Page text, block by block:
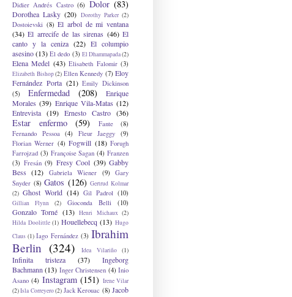
Didier Andrés Castro (6) Dolor (83)
Dorothea Lasky (20) Dorothy Parker (2)
Dostoievski (8) El arbol de mi ventana
(34) El arrecife de las sirenas (46) El
canto y la ceniza (22) El columpio
asesino(13) El dedo (3) El Dhammapada(2)
Elena Medel (43) Elisabeth Falomir (3)
Elizabeth Bishop(2) Ellen Kennedy (7) Eloy
Fernández Porta (21) Emily Dickinson
(5)
Enfermedad (208)
Enrique
Morales (39) Enrique Vila-Matas (12)
Entrevista (19) Ernesto Castro (36)
Estar enfermo (59) Fante
(8)
Fernando Pessoa
(4) Fleur Jaeggy
(9)
Florian Werner (4) Fogwill (18) Forugh
Farrojzad (3) Françoise Sagan (4) Franzen
(3) Fresán (9) Fresy Cool (39) Gabby
Bess (12) Gabriela Wiener (9)
Gary
Snyder (8) Gatos (126) Gertrud Kolmar
(2) Ghost World (14) Gil Padrol (10)
Gillian Flynn (2) Gioconda Belli (10)
Gonzalo Torné (13) Henri Michaux (2)
Hilda Doolittle (1) Houellebecq (13) Hugo
Claus (1) Iago Fernández (3) Ibrahim
Berlin (324) Idea Vilariño (1)
Infinita tristeza (37)
Ingeborg
Bachmann (13) Inger Christensen (4) Inio
Asano (4) Instagram (151) Irene Vilar
(2)Isla Correyero(2) Jack Kerouac (8) Jacob